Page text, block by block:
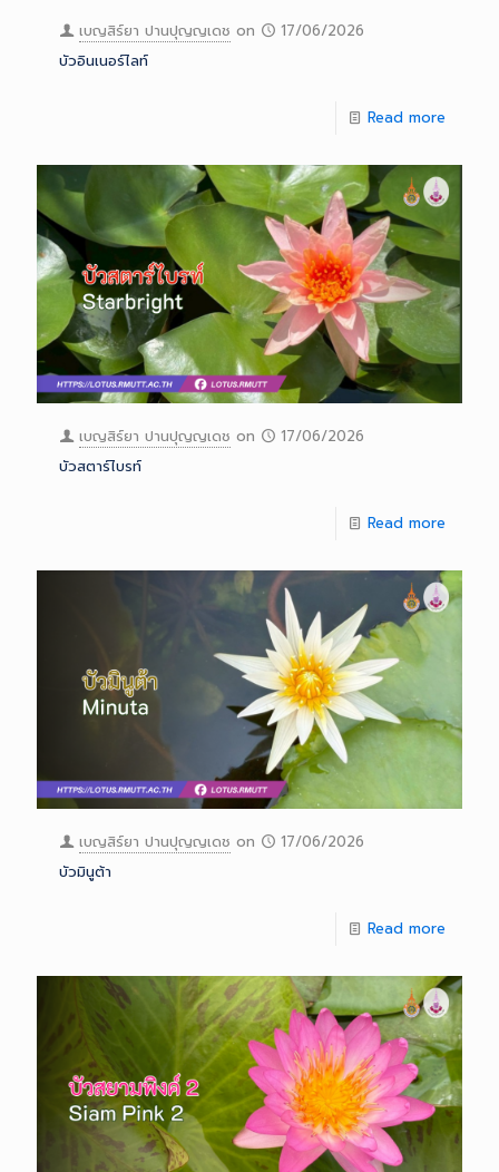
เบญสิร์ยา ปานปุญญเดช on
17/06/2026
บัวอินเนอร์ไลท์
Read more
เบญสิร์ยา ปานปุญญเดช on
17/06/2026
บัวสตาร์ไบรท์
Read more
เบญสิร์ยา ปานปุญญเดช on
17/06/2026
บัวมินูต้า
Read more